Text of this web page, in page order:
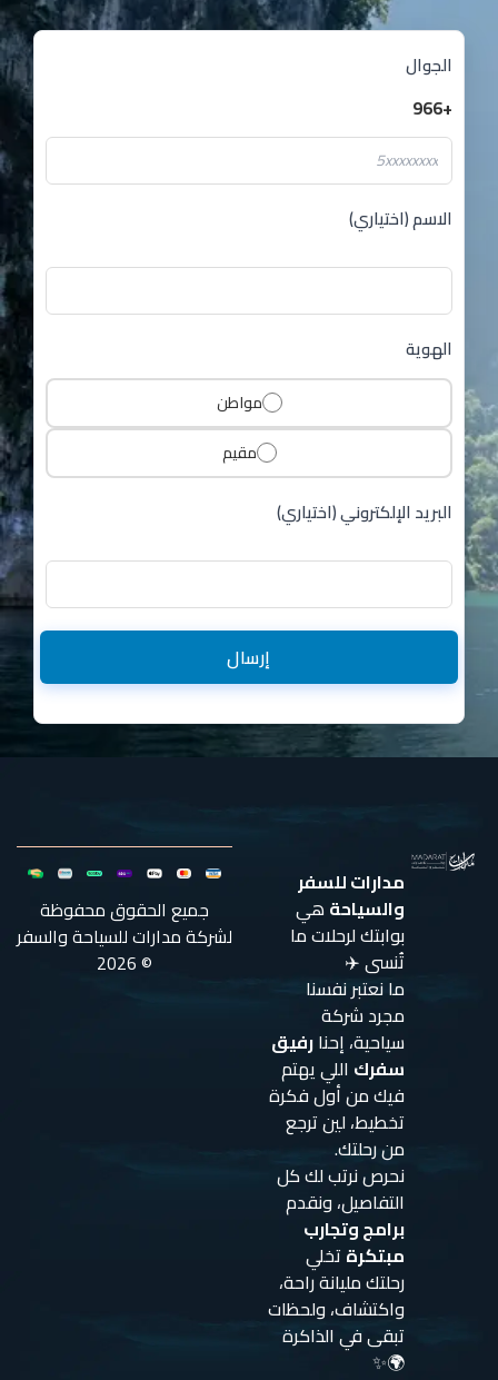
الجوال
+966
الاسم (اختياري)
الهوية
مواطن
مقيم
البريد الإلكتروني (اختياري)
إرسال
مدارات للسفر
والسياحة هي
بوابتك لرحلات ما
تُنسى ✈️
ما نعتبر نفسنا
مجرد شركة
سياحية، إحنارفيق
سفرك اللي يهتم
فيك من أول فكرة
تخطيط، لين ترجع
من رحلتك.
نحرص نرتب لك كل
التفاصيل، ونقدم
برامج وتجارب
مبتكرة تخلي
رحلتك مليانة راحة،
واكتشاف، ولحظات
تبقى في الذاكرة
🌍✨
جميع الحقوق محفوظة
لشركة مدارات للسياحة والسفر
© 2026